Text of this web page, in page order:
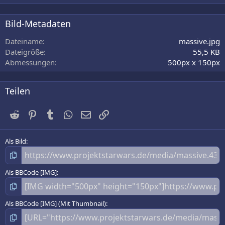
0
(
e
)
Bild-Metadaten
Dateiname
massive.jpg
Dateigröße
55,5 KB
Abmessungen
500px x 150px
Teilen
Reddit PinterestTumblrWhatsApp
E-Mail
Als Bild
Als BBCode [IMG]
Als BBCode [IMG] (Mit Thumbnail)